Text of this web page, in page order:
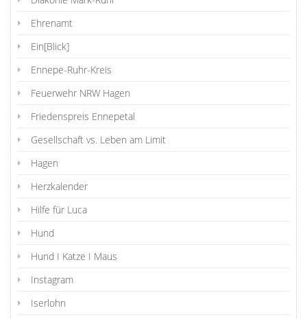
Ehrenamt
Ein[Blick]
Ennepe-Ruhr-Kreis
Feuerwehr NRW Hagen
Friedenspreis Ennepetal
Gesellschaft vs. Leben am Limit
Hagen
Herzkalender
Hilfe für Luca
Hund
Hund I Katze I Maus
Instagram
Iserlohn